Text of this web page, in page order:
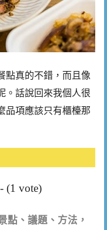
點真的不錯，而且像
。話說回來我個人很
品項應該只有櫃檯那
(1 vote)
點、議題、方法，